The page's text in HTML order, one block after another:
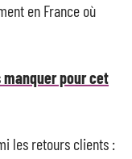
en France où
pour cet
les retours clients :